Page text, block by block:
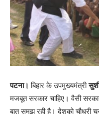
पटना। बिहार के उपमुख्यमंत्री
मजबूत सरकार चाहिए। वैसी
बात समझ रही है। देशको चौधरी